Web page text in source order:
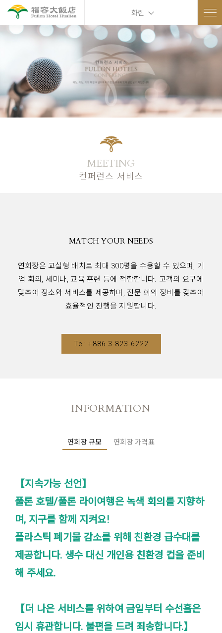
화롄
MEETING
컨퍼런스 서비스
MATCH YOUR NEEDS
연회장은 교실형 배치로 최대 300명을 수용할 수 있으며, 기
업 회의, 세미나, 교육 훈련 등에 적합합니다. 고객의 요구에
맞추어 장소와 서비스를 제공하며, 전문 회의 장비를 갖추어
효율적인 진행을 지원합니다.
Tel: +886 3-823-6222
INFORMATION
연회장 규모 연회장 가격표
【지속가능 선언】
풀론 호텔/풀론 라이여행은 녹색 회의를 지향하
며, 지구를 함께 지켜요!
플라스틱 폐기물 감소를 위해 친환경 급수대를
제공합니다. 생수 대신 개인용 친환경 컵을 준비
해 주세요.
【더 나은 서비스를 위하여 금일부터 수선홀은
임시 휴관합니다. 불편을 드려 죄송합니다.】